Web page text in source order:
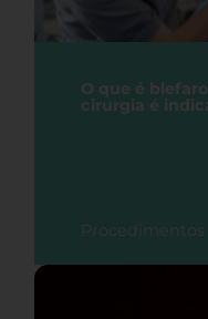
O que é
cirurgia é
Procedimentos